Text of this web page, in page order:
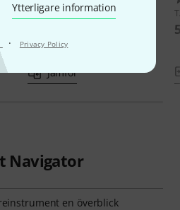
Ytterligare information
· Privacy Policy
TAPMan-R Mandolin Pickup
Jämför
Navigator
en överblick